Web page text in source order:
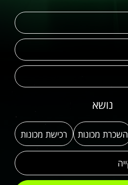
נושא
השכרת מכונות רכישת מכונות